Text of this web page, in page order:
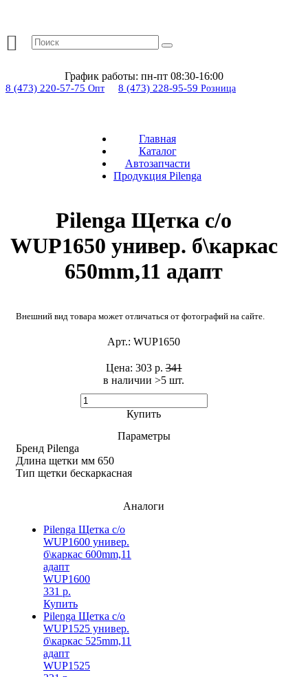
График работы: пн-пт 08:30-16:00
8 (473) 220-57-75 Опт 8 (473) 228-95-59 Розница
Главная
Каталог
Автозапчасти
Продукция Pilenga
Pilenga Щетка с/о
WUP1650 универ. б\каркас
650mm,11 адапт
Внешний вид товара может отличаться от фотографий на сайте.
Арт.: WUP1650
в наличии >5 шт. ​
Цена: 303 р.341
Купить
Параметры
Бренд Pilenga
Длина щетки мм 650
Тип щетки бескаркасная
Аналоги
Pilenga Щетка с/о
WUP1600 универ.
б\каркас 600mm,11
адапт
WUP1600
331 р.
Купить
Pilenga Щетка с/о
WUP1525 универ.
б\каркас 525mm,11
адапт
WUP1525